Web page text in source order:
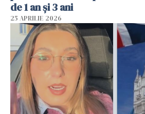
de 1 an și 3 ani
25 APRILIE 2026